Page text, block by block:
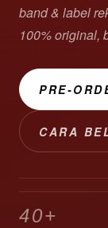
band & label
100% original,
PRE-
CARA
40+